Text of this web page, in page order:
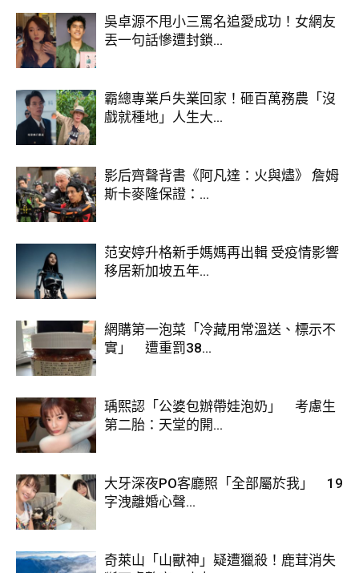
皮卡丘彩繪飛機是全球第一台。
圖片來源：中華航空
圖片來源：中華航空
吳卓源不甩小三罵名追愛成功！女網友
丟一句話慘遭封鎖...
霸總專業戶失業回家！砸百萬務農「沒
戲就種地」人生大...
影后齊聲背書《阿凡達：火與燼》 詹姆
斯卡麥隆保證：...
范安婷升格新手媽媽再出輯 受疫情影響
移居新加坡五年...
網購第一泡菜「冷藏用常溫送、標示不
實」 遭重罰38...
瑀熙認「公婆包辦帶娃泡奶」 考慮生
第二胎：天堂的開...
大牙深夜PO客廳照「全部屬於我」 19
字洩離婚心聲...
奇萊山「山獸神」疑遭獵殺！鹿茸消失